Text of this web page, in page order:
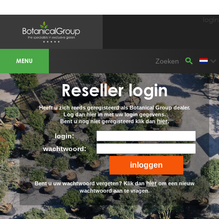
BOTANICALGROUP WERKGEBIEDEN &
WEBSITES
OLIJFBOOMSPECIALIST.NL
OLIJFBOOMSPECIALIST.BE
LESPECIALISTEDESOLIVIERS.FR
OLIVENBAUM.DE
DRZEWAOLIWNE.PL
OLIVETREESPECIALIST.COM
Bomen
BOMEN.NL
GROENBLIJVENDEBOMEN.NL
GROENBLIJVENDEBOMEN.BE
PALMBOMENSPECIALIST.NL
IMMERGRUENEBAEUME.DE
Botanicalgroup
BOTANICALGROUP.EU
BOTANICALGROUP.DE
BOTANICALGROUP.BE
login
MENU
Reseller login
Heeft u zich reeds geregisteerd als Botanical Group dealer.
Log dan hier in met uw login gegevens.
Bent u nog niet geregisteerd klik danhier.
login:
wachtwoord:
Bent u uw wachtwoord vergeten? Klik danhierom een nieuw
wachtwoord aan te vragen.